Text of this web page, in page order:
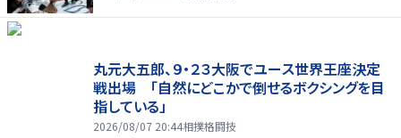
丸元大五郎、９・２３大阪でユース世界王座決定
戦出場 「自然にどこかで倒せるボクシングを目
指している」
2026/08/07 20:44相撲格闘技